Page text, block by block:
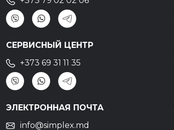
СЕРВИСНЫЙ ЦЕНТР
+373 69 31 11 35
ЭЛЕКТРОННАЯ ПОЧТА
info@simplex.md